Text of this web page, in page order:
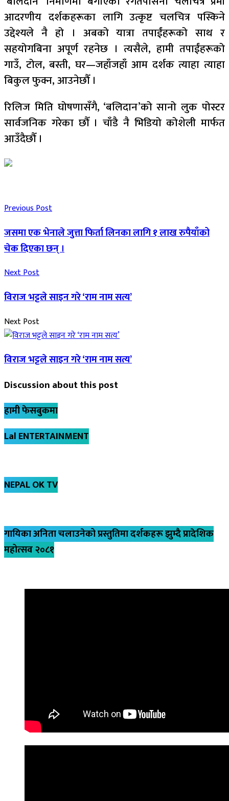
आदरणीय दर्शकहरूका लागि उत्कृष्ट चलचित्र पस्किने
उद्देश्यले नै हो । अबको यात्रा तपाईंहरूको साथ र
सहयोगबिना अपूर्ण रहनेछ । त्यसैले, हामी तपाईंहरूको
गाउँ, टोल, बस्ती, घर—जहाँजहाँ आम दर्शक त्याहा त्याहा
बिकुल फुक्न, आउनेछौँ ।
रिलिज मिति घोषणासँगै, ‘बलिदान’को सानो लुक पोस्टर
सार्वजनिक गरेका छौँ । चाँडै नै भिडियो कोशेली मार्फत
आउँदैछौँ ।
Previous Post
जसमा एक भेनाले जुत्ता फिर्ता लिनका लागि १ लाख रुपैयाँको
चेक दिएका छन् ।
Next Post
विराज भट्टले साइन गरे ‘राम नाम सत्य’
Next Post
विराज भट्टले साइन गरे ‘राम नाम सत्य’
Discussion about this post
हामी फेसबुकमा
Lal ENTERTAINMENT
NEPAL OK TV
गायिका अनिता चलाउनेको प्रस्तुतिमा दर्शकहरू झुम्दै प्रादेशिक
महोत्सव २०८१